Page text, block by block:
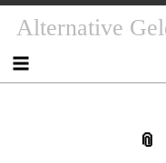
Alternative